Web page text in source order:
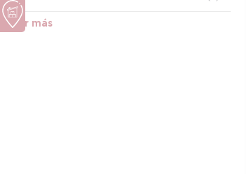
Ver más